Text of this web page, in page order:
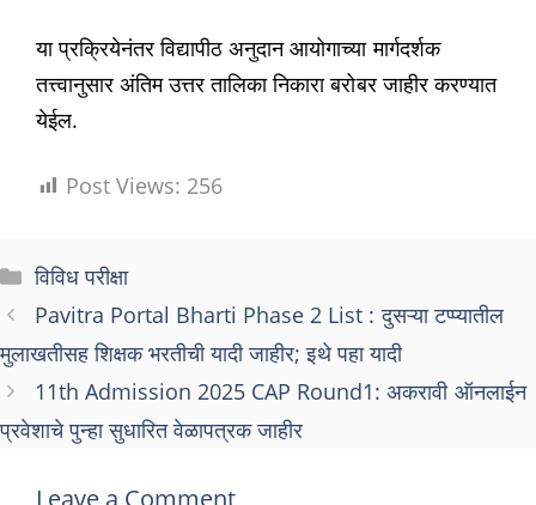
या प्रक्रियेनंतर विद्यापीठ अनुदान आयोगाच्या मार्गदर्शक
तत्त्वानुसार अंतिम उत्तर तालिका निकारा बरोबर जाहीर करण्यात
येईल.
Post Views: 256
Categories
विविध परीक्षा
Pavitra Portal Bharti Phase 2 List : दुसऱ्या टप्प्यातील
मुलाखतीसह शिक्षक भरतीची यादी जाहीर; इथे पहा यादी
11th Admission 2025 CAP Round1: अकरावी ऑनलाईन
प्रवेशाचे पुन्हा सुधारित वेळापत्रक जाहीर
Leave a Comment